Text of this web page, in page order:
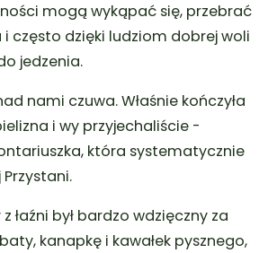
mogą wykąpać się, przebrać
często dzięki ludziom dobrej woli
jedzenia.
nami czuwa. Właśnie kończyła
i wy przyjechaliście -
która systematycznie
łaźni był bardzo wdzięczny za
kanapkę i kawałek pysznego,